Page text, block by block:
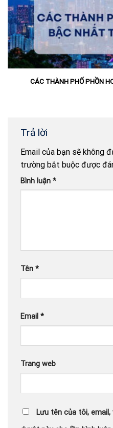
CÁC THÀNH PHỐ PHỒN
Trả lời
Email của bạn sẽ không
trường bắt buộc được
Bình luận *
Tên *
Email *
Trang web
Lưu tên của tôi,